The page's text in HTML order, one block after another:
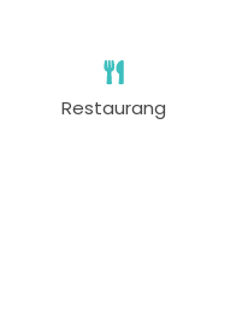
Restaurang